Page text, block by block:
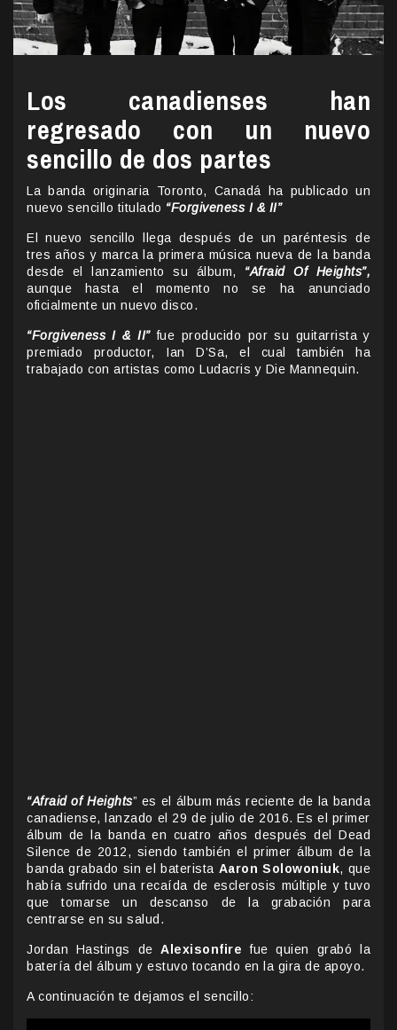
Los canadienses han
regresado con un nuevo
sencillo de dos partes
La banda originaria Toronto, Canadá ha publicado un
nuevo sencillo titulado “Forgiveness I & II”
El nuevo sencillo llega después de un paréntesis de
tres años y marca la primera música nueva de la banda
desde el lanzamiento su álbum, “Afraid Of Heights”,
aunque hasta el momento no se ha anunciado
oficialmente un nuevo disco.
“Forgiveness I & II”fue producido por su guitarrista y
premiado productor, Ian D’Sa, el cual también ha
trabajado con artistas como Ludacris y Die Mannequin.
“Afraid of Heights” es el álbum más reciente de la banda
canadiense, lanzado el 29 de julio de 2016. Es el primer
álbum de la banda en cuatro años después del Dead
Silence de 2012, siendo también el primer álbum de la
banda grabado sin el baterista Aaron Solowoniuk, que
había sufrido una recaída de esclerosis múltiple y tuvo
que tomarse un descanso de la grabación para
centrarse en su salud.
Jordan Hastings deAlexisonfire fue quien grabó la
batería del álbum y estuvo tocando en la gira de apoyo.
A continuación te dejamos el sencillo: